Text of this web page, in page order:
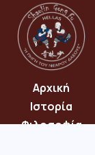
Αρχική
Ιστορία
Φιλοσοφία